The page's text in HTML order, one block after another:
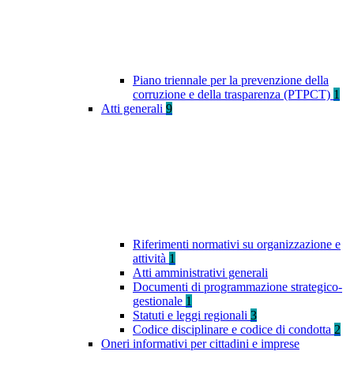
Piano triennale per la prevenzione della
corruzione e della trasparenza (PTPCT) 1
Atti generali 9
Riferimenti normativi su organizzazione e
attività 1
Atti amministrativi generali
Documenti di programmazione strategico-
gestionale 1
Statuti e leggi regionali 3
Codice disciplinare e codice di condotta 2
Oneri informativi per cittadini e imprese